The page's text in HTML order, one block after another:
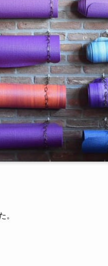
。